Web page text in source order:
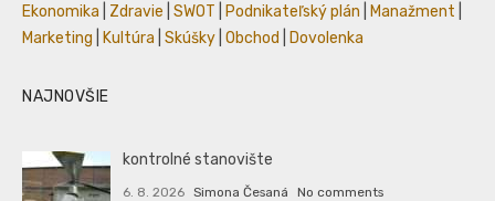
Ekonomika
Zdravie SWOT Podnikateľský plán Manažment
Marketing
Kultúra Skúšky Obchod Dovolenka
NAJNOVŠIE
kontrolné stanovište
6. 8. 2026 Simona Česaná No comments